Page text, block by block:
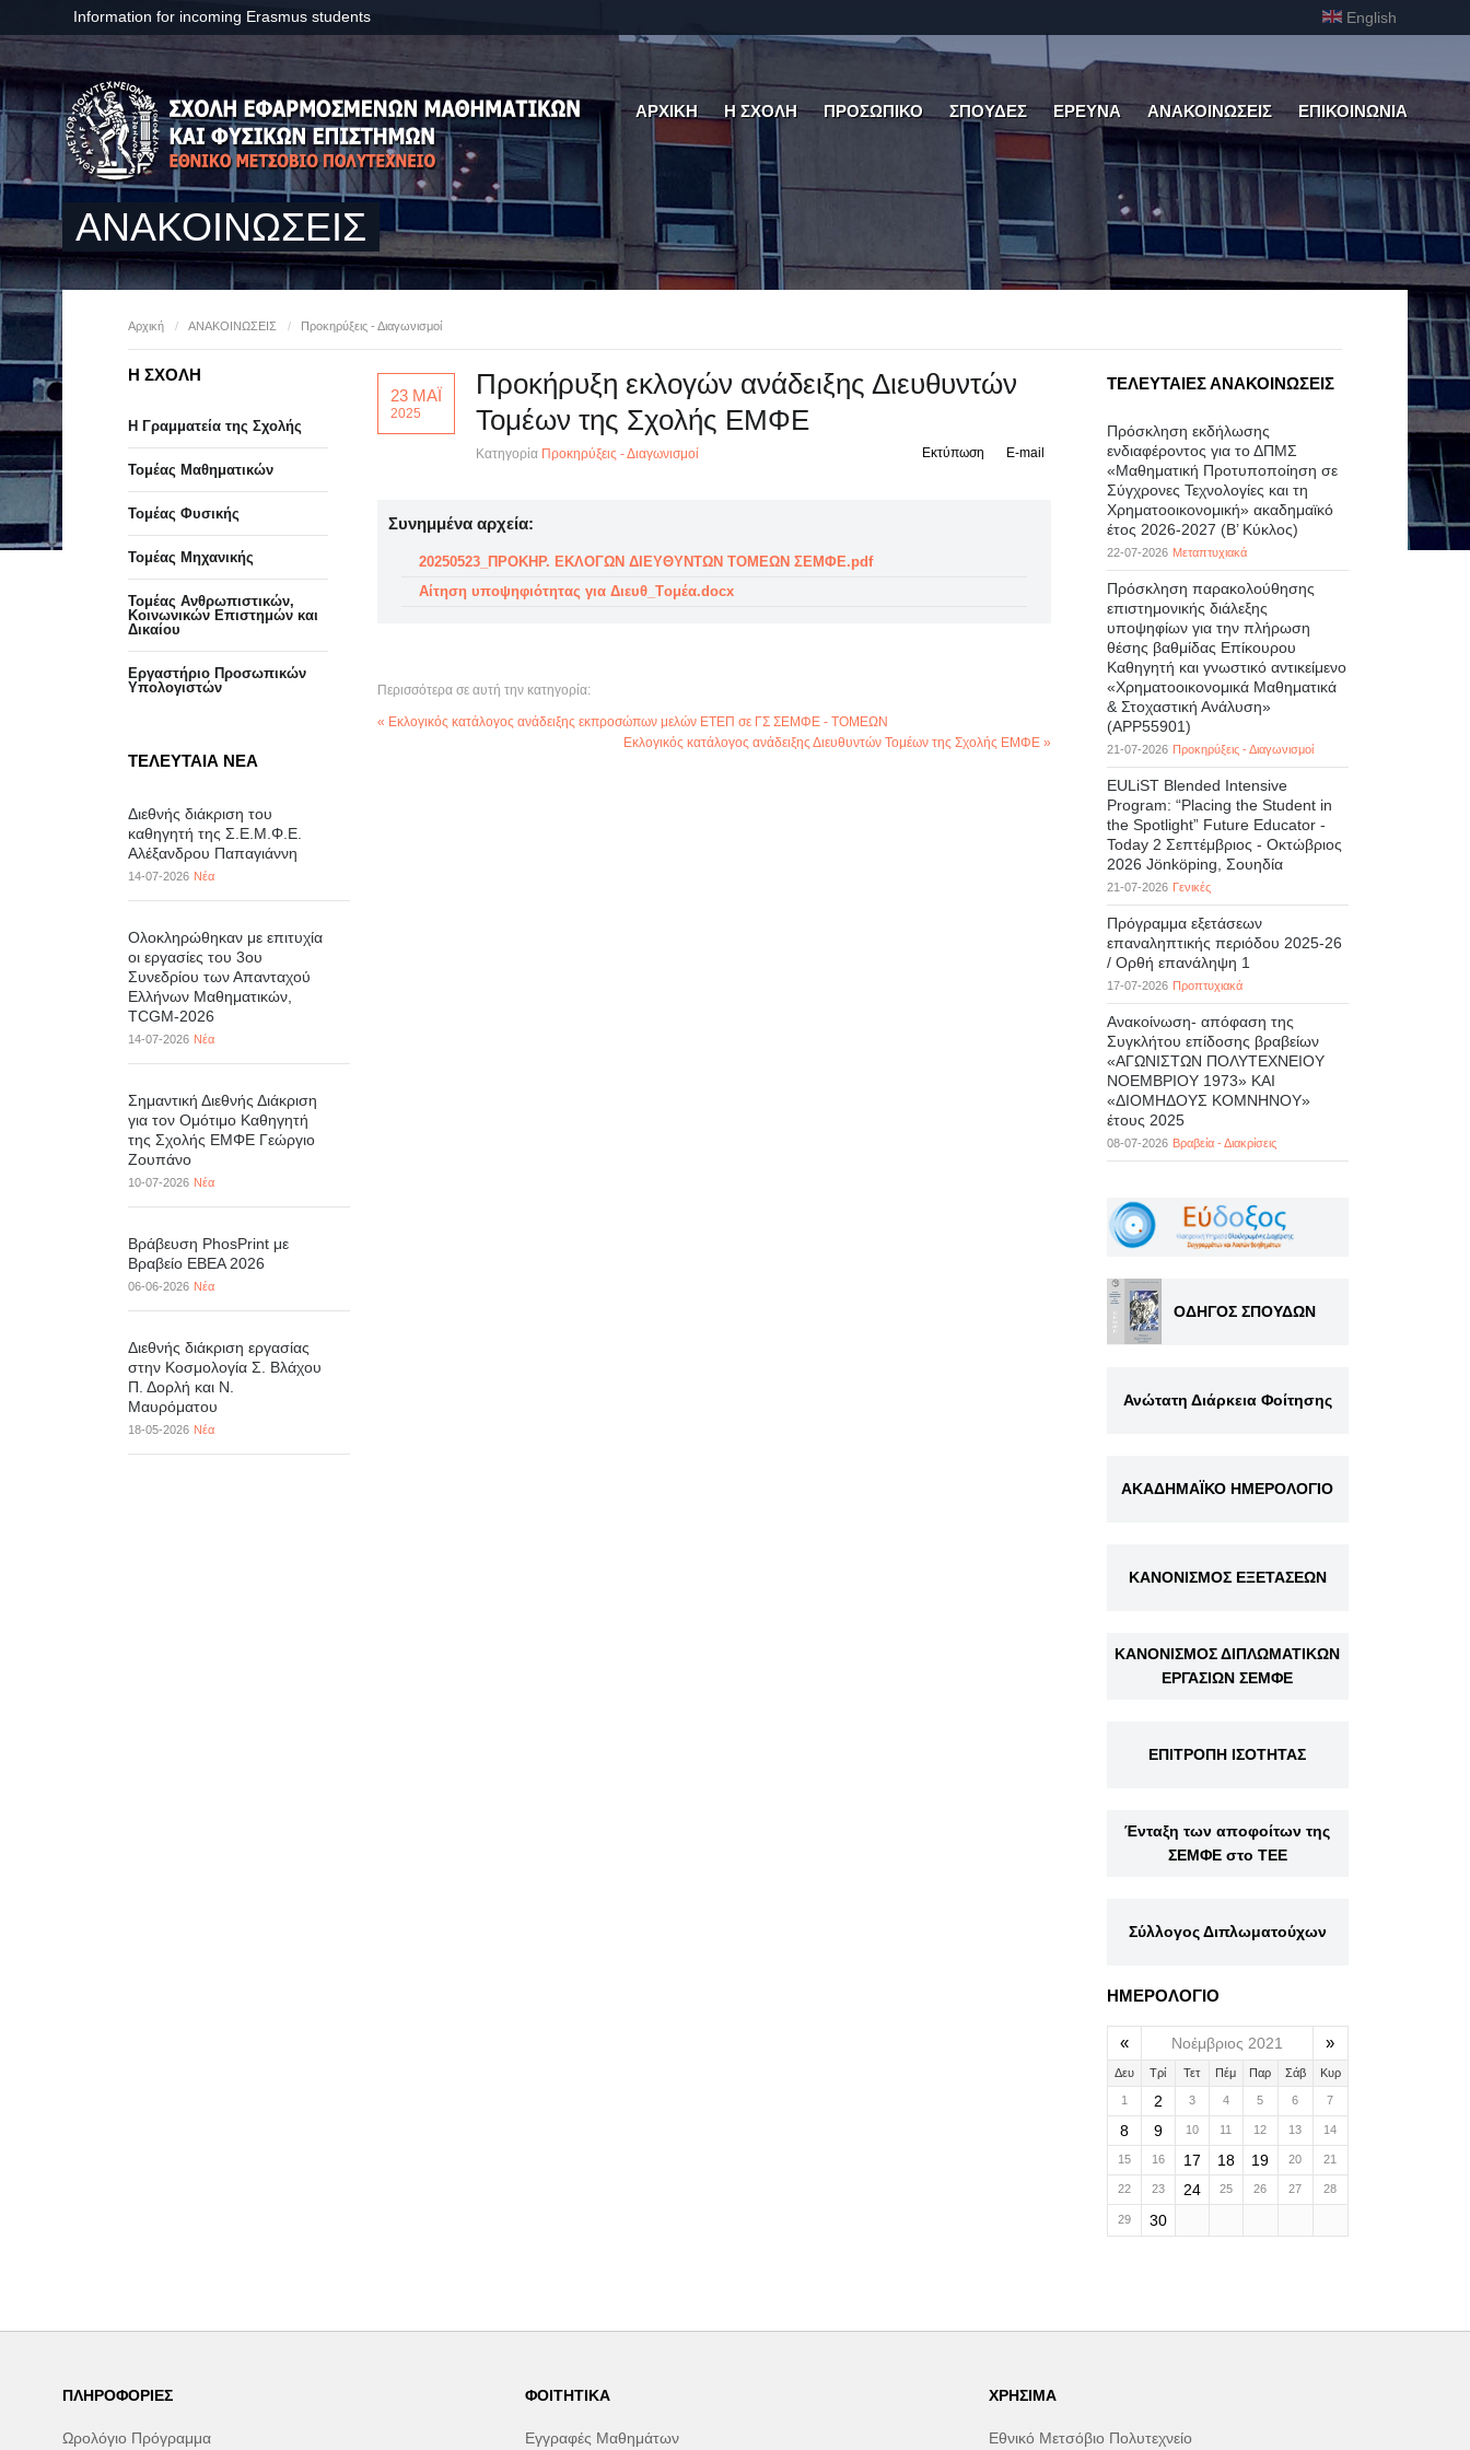
Information for incoming Erasmus students English
ΑΡΧΙΚΗ Η ΣΧΟΛΗ ΠΡΟΣΩΠΙΚΟ ΣΠΟΥΔΕΣ ΕΡΕΥΝΑ ΑΝΑΚΟΙΝΩΣΕΙΣ ΕΠΙΚΟΙΝΩΝΙΑ
ΑΝΑΚΟΙΝΩΣΕΙΣ
Αρχική / ΑΝΑΚΟΙΝΩΣΕΙΣ / Προκηρύξεις - Διαγωνισμοί
23 ΜΑΪ
2025
Προκήρυξη εκλογών ανάδειξης Διευθυντών
Τομέων της Σχολής ΕΜΦΕ
Κατηγορία Προκηρύξεις - Διαγωνισμοί E-mail
Εκτύπωση
Συνημμένα αρχεία:
20250523_ΠΡΟΚΗΡ. ΕΚΛΟΓΩΝ ΔΙΕΥΘΥΝΤΩΝ ΤΟΜΕΩΝ ΣΕΜΦΕ.pdf
Αίτηση υποψηφιότητας για Διευθ_Tομέα.docx
Περισσότερα σε αυτή την κατηγορία:
« Εκλογικός κατάλογος ανάδειξης εκπροσώπων μελών ΕΤΕΠ σε ΓΣ ΣΕΜΦΕ - ΤΟΜΕΩΝ
Εκλογικός κατάλογος ανάδειξης Διευθυντών Τομέων της Σχολής ΕΜΦΕ »
Η ΣΧΟΛΗ
Η Γραμματεία της Σχολής
Τομέας Μαθηματικών
Τομέας Φυσικής
Τομέας Μηχανικής
Τομέας Ανθρωπιστικών,
Κοινωνικών Επιστημών και
Δικαίου
Eργαστήριo Προσωπικών
Υπολογιστών
ΤΕΛΕΥΤΑΙΑ ΝΕΑ
Διεθνής διάκριση του
καθηγητή της Σ.Ε.Μ.Φ.Ε.
Αλέξανδρου Παπαγιάννη
14-07-2026 Νέα
Ολοκληρώθηκαν με επιτυχία
οι εργασίες του 3ου
Συνεδρίου των Απανταχού
Ελλήνων Μαθηματικών,
TCGM-2026
14-07-2026 Νέα
Σημαντική Διεθνής Διάκριση
για τον Ομότιμο Καθηγητή
της Σχολής ΕΜΦΕ Γεώργιο
Ζουπάνο
10-07-2026 Νέα
Βράβευση PhosPrint με
Βραβείο ΕΒΕΑ 2026
06-06-2026 Νέα
Διεθνής διάκριση εργασίας
στην Κοσμολογία Σ. Βλάχου
Π. Δορλή και Ν.
Μαυρόματου
18-05-2026 Νέα
ΤΕΛΕΥΤΑΙΕΣ ΑΝΑΚΟΙΝΩΣΕΙΣ
Πρόσκληση εκδήλωσης
ενδιαφέροντος για το ΔΠΜΣ
«Μαθηματική Προτυποποίηση σε
Σύγχρονες Τεχνολογίες και τη
Χρηματοοικονομική» ακαδημαϊκό
έτος 2026-2027 (B’ Kύκλος)
22-07-2026 Μεταπτυχιακά
Πρόσκληση παρακολούθησης
επιστημονικής διάλεξης
υποψηφίων για την πλήρωση
θέσης βαθμίδας Επίκουρου
Καθηγητή και γνωστικό αντικείμενο
«Χρηματοοικονομικά Μαθηματικά
& Στοχαστική Ανάλυση»
(APP55901)
21-07-2026 Προκηρύξεις - Διαγωνισμοί
EULiST Blended Intensive
Program: “Placing the Student in
the Spotlight” Future Educator -
Today 2 Σεπτέμβριος - Οκτώβριος
2026 Jönköping, Σουηδία
21-07-2026 Γενικές
Πρόγραμμα εξετάσεων
επαναληπτικής περιόδου 2025-26
/ Ορθή επανάληψη 1
17-07-2026 Προπτυχιακά
Ανακοίνωση- απόφαση της
Συγκλήτου επίδοσης βραβείων
«ΑΓΩΝΙΣΤΩΝ ΠΟΛΥΤΕΧΝΕΙΟΥ
ΝΟΕΜΒΡΙΟΥ 1973» ΚΑΙ
«ΔΙΟΜΗΔΟΥΣ ΚΟΜΝΗΝΟΥ»
έτους 2025
08-07-2026 Βραβεία - Διακρίσεις
ΟΔΗΓΟΣ ΣΠΟΥΔΩΝ
Ανώτατη Διάρκεια Φοίτησης
ΑΚΑΔΗΜΑΪΚΟ ΗΜΕΡΟΛΟΓΙΟ
ΚΑΝΟΝΙΣΜΟΣ ΕΞΕΤΑΣΕΩΝ
ΚΑΝΟΝΙΣΜΟΣ ΔΙΠΛΩΜΑΤΙΚΩΝ
ΕΡΓΑΣΙΩΝ ΣΕΜΦΕ
ΕΠΙΤΡΟΠΗ ΙΣΟΤΗΤΑΣ
Ένταξη των αποφοίτων της
ΣΕΜΦΕ στο ΤΕΕ
Σύλλογος Διπλωματούχων
ΗΜΕΡΟΛΟΓΙΟ
« Νοέμβριος 2021 »
Δευ Τρί Τετ Πέμ Παρ Σάβ Κυρ
1 2 3 4 5 6 7
8 9 10 11 12 13 14
15 16 17 18 19 20 21
22 23 24 25 26 27 28
29 30
ΠΛΗΡΟΦΟΡΊΕΣ
Ωρολόγιο Πρόγραμμα
ΦΟΙΤΗΤΙΚΆ
Εγγραφές Μαθημάτων
ΧΡΉΣΙΜΑ
Εθνικό Μετσόβιο Πολυτεχνείο